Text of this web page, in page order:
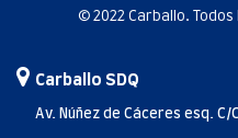
© 2022 Carballo.
Carballo SDQ
Av. Núñez de Cáceres esq.